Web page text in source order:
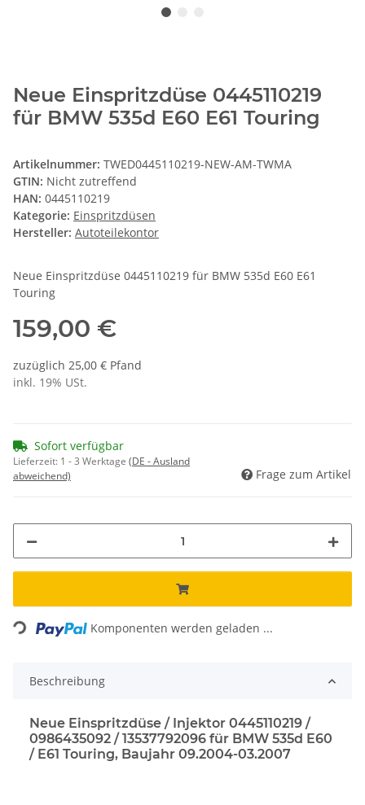
Neue Einspritzdüse 0445110219
für BMW 535d E60 E61 Touring
Artikelnummer: TWED0445110219-NEW-AM-TWMA
GTIN: Nicht zutreffend
HAN: 0445110219
Kategorie: Einspritzdüsen
Hersteller: Autoteilekontor
Neue Einspritzdüse 0445110219 für BMW 535d E60 E61
Touring
159,00 €
zuzüglich 25,00 € Pfand
inkl. 19% USt.
Sofort verfügbar
Lieferzeit: 1 - 3 Werktage (DE - Ausland
abweichend)
Frage zum Artikel
Loading... Komponenten werden geladen ...
Beschreibung
Neue Einspritzdüse / Injektor 0445110219 /
0986435092 / 13537792096 für BMW 535d E60
/ E61 Touring, Baujahr 09.2004-03.2007